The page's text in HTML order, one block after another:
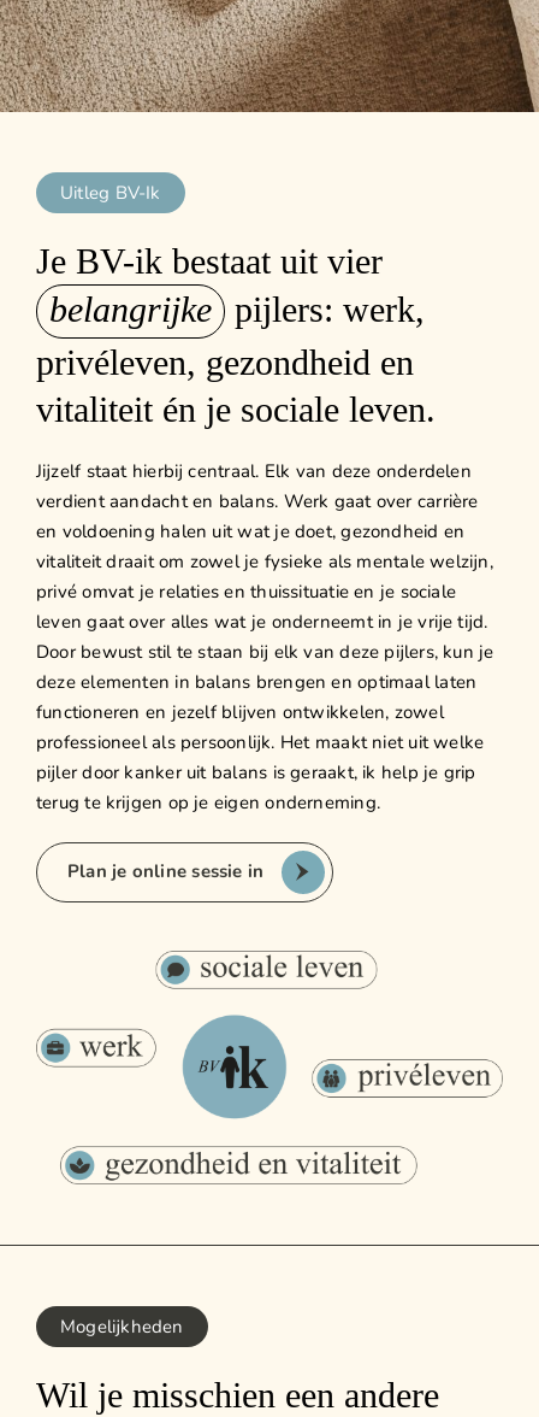
Uitleg BV-Ik
Je BV-ik bestaat uit vier
belangrijke pijlers: werk,
privéleven, gezondheid en
vitaliteit én je sociale leven.
Jijzelf staat hierbij centraal. Elk van deze onderdelen
verdient aandacht en balans. Werk gaat over carrière
en voldoening halen uit wat je doet, gezondheid en
vitaliteit draait om zowel je fysieke als mentale welzijn,
privé omvat je relaties en thuissituatie en je sociale
leven gaat over alles wat je onderneemt in je vrije tijd.
Door bewust stil te staan bij elk van deze pijlers, kun je
deze elementen in balans brengen en optimaal laten
functioneren en jezelf blijven ontwikkelen, zowel
professioneel als persoonlijk.⁠ Het maakt niet uit welke
pijler door kanker uit balans is geraakt, ik help je grip
terug te krijgen op je eigen onderneming.
Plan je online sessie in
Mogelijkheden
Wil je misschien een andere